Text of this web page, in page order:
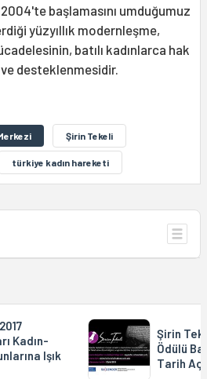
başlamasını umduğumuz
yüzyıllık modernleşme,
batılı kadınlarca hak
desteklenmesidir.
Şirin Tekeli
türkiye kadın hareketi
Kadın-
Işık
Şirin
Ödülü
Tarih